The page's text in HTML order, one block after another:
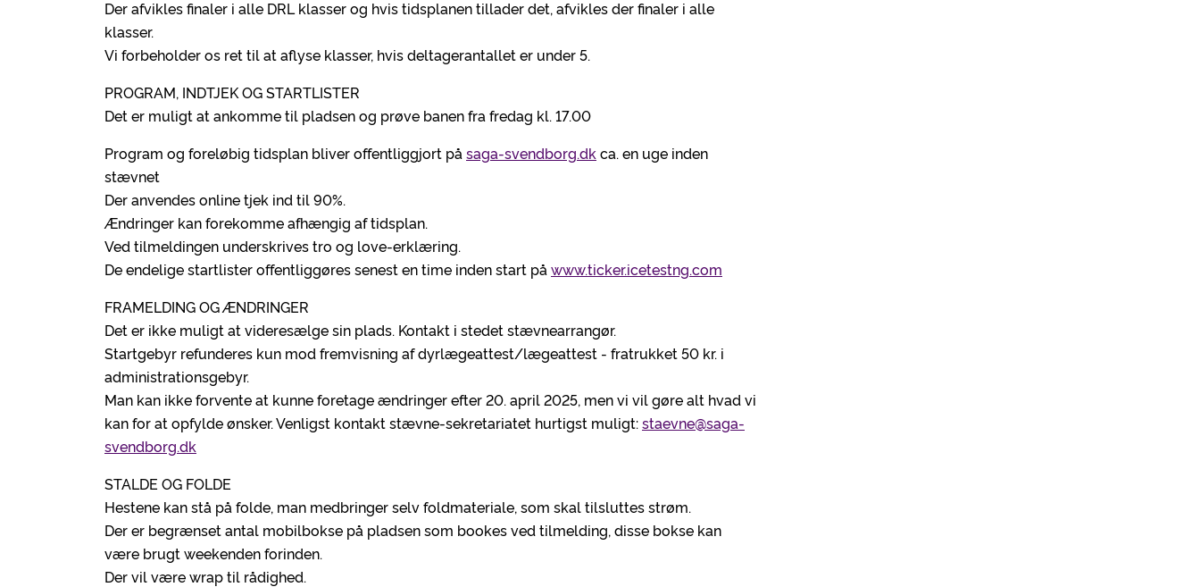
Der afvikles finaler i alle DRL klasser og hvis tidsplanen tillader det, afvikles der finaler i alle
klasser.
Vi forbeholder os ret til at aflyse klasser, hvis deltagerantallet er under 5.
PROGRAM, INDTJEK OG STARTLISTER
Det er muligt at ankomme til pladsen og prøve banen fra fredag kl. 17.00
Program og foreløbig tidsplan bliver offentliggjort på saga-svendborg.dk ca. en uge inden
stævnet
Der anvendes online tjek ind til 90%.
Ændringer kan forekomme afhængig af tidsplan.
Ved tilmeldingen underskrives tro og love-erklæring.
De endelige startlister offentliggøres senest en time inden start på www.ticker.icetestng.com
FRAMELDING OG ÆNDRINGER
Det er ikke muligt at videresælge sin plads. Kontakt i stedet stævnearrangør.
Startgebyr refunderes kun mod fremvisning af dyrlægeattest/lægeattest - fratrukket 50 kr. i
administrationsgebyr.
Man kan ikke forvente at kunne foretage ændringer efter 20. april 2025, men vi vil gøre alt hvad vi
kan for at opfylde ønsker. Venligst kontakt stævne-sekretariatet hurtigst muligt:staevne@saga-
svendborg.dk
STALDE OG FOLDE
Hestene kan stå på folde, man medbringer selv foldmateriale, som skal tilsluttes strøm.
Der er begrænset antal mobilbokse på pladsen som bookes ved tilmelding, disse bokse kan
være brugt weekenden forinden.
Der vil være wrap til rådighed.